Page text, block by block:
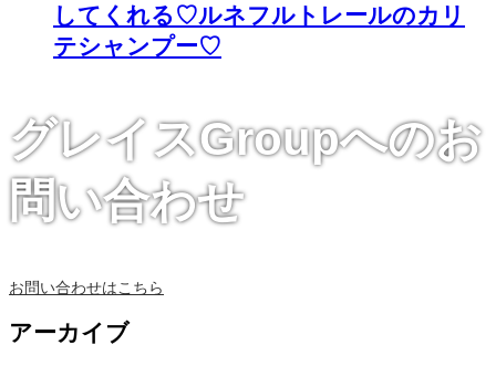
してくれる♡ルネフルトレールのカリ
テシャンプー♡
グレイスGroupへのお
問い合わせ
お問い合わせはこちら
アーカイブ